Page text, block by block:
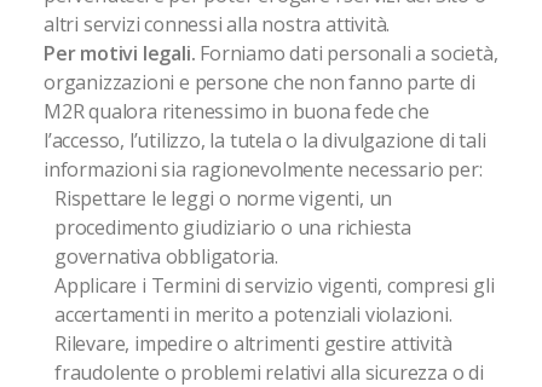
altri servizi connessi alla nostra attività.
Per motivi legali. Forniamo dati personali a società,
organizzazioni e persone che non fanno parte di
M2R qualora ritenessimo in buona fede che
l’accesso, l’utilizzo, la tutela o la divulgazione di tali
informazioni sia ragionevolmente necessario per:
Rispettare le leggi o norme vigenti, un
procedimento giudiziario o una richiesta
governativa obbligatoria.
Applicare i Termini di servizio vigenti, compresi gli
accertamenti in merito a potenziali violazioni.
Rilevare, impedire o altrimenti gestire attività
fraudolente o problemi relativi alla sicurezza o di